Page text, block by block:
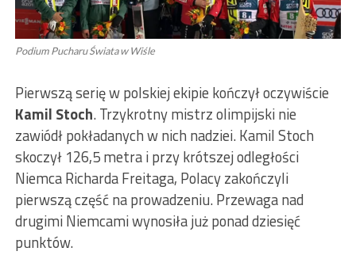
Podium Pucharu Świata w Wiśle
Pierwszą serię w polskiej ekipie kończył oczywiście
Kamil Stoch. Trzykrotny mistrz olimpijski nie
zawiódł pokładanych w nich nadziei. Kamil Stoch
skoczył 126,5 metra i przy krótszej odległości
Niemca Richarda Freitaga, Polacy zakończyli
pierwszą część na prowadzeniu. Przewaga nad
drugimi Niemcami wynosiła już ponad dziesięć
punktów.